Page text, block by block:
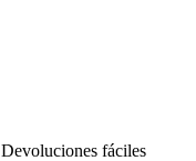
Devoluciones fáciles